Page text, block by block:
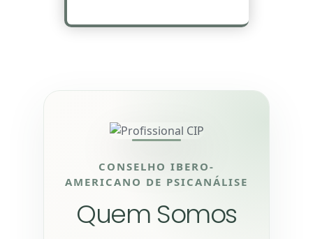
CONSELHO IBERO-
AMERICANO DE PSICANÁLISE
Quem Somos